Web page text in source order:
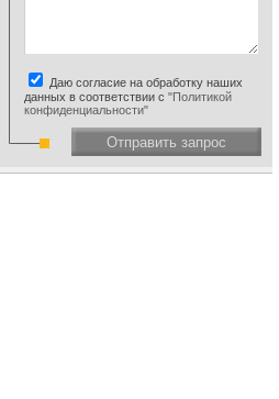
Даю согласие на обработку наших
данных в соответствии с "Политикой
конфиденциальности"
Отправить запрос